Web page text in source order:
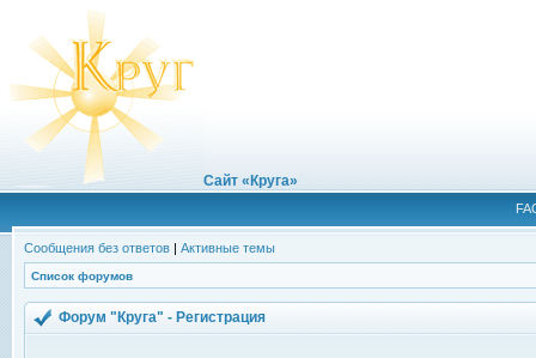
Сайт «Круга»
Сообщения без ответов | Активные темы
Список форумов
Форум "Круга" - Регистрация